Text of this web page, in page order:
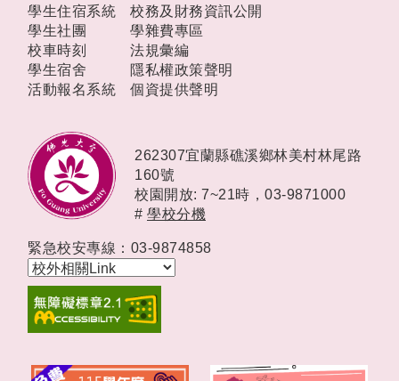
學生住宿系統
學生社團
校車時刻
學生宿舍
活動報名系統
校務及財務資訊公開
學雜費專區
法規彙編
隱私權政策聲明
個資提供聲明
262307宜蘭縣礁溪鄉林美村林尾路
160號
校園開放: 7~21時， 03-9871000
# 學校分機
緊急校安專線：03-9874858